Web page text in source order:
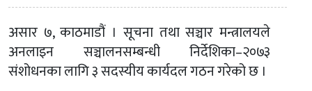
असार ७, काठमाडौं । सूचना तथा सञ्चार मन्त्रालयले
अनलाइन सञ्चालनसम्बन्धी निर्देशिका–२०७३
संशोधनका लागि ३ सदस्यीय कार्यदल गठन गरेको छ ।